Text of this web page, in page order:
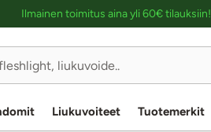
Ilmainen toimitus aina yli 60€ tilauksiin!
Liukuvoiteet Tuotemerkit